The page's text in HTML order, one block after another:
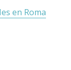
en Roma